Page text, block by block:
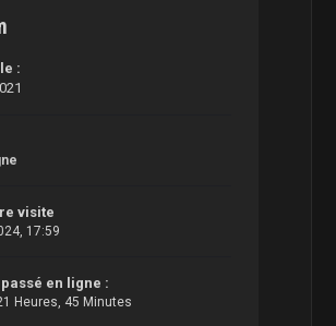
:
visite
17:59
en ligne :
Heures, 45 Minutes